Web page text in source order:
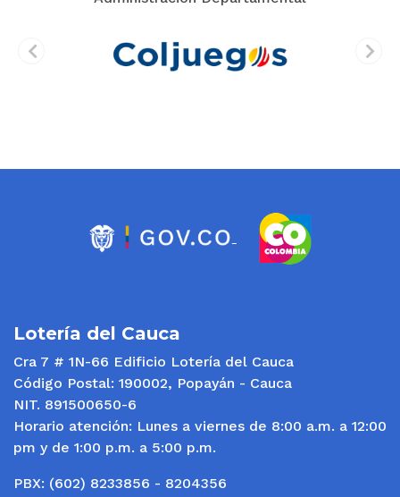
Lotería del Cauca
Cra 7 # 1N-66 Edificio Lotería del Cauca
Código Postal: 190002, Popayán - Cauca
NIT. 891500650-6
Horario atención: Lunes a viernes de 8:00 a.m. a 12:00
pm y de 1:00 p.m. a 5:00 p.m.
PBX: (602) 8233856 - 8204356